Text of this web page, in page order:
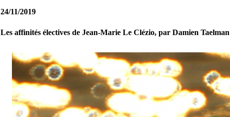
24/11/2019
Les affinités électives de Jean-Marie Le Clézio, par Damien Taelman